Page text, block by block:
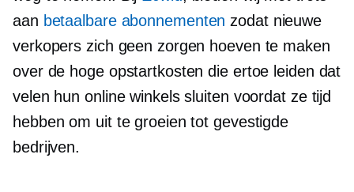
aan betaalbare abonnementen zodat nieuwe
verkopers zich geen zorgen hoeven te maken
over de hoge opstartkosten die ertoe leiden dat
velen hun online winkels sluiten voordat ze tijd
hebben om uit te groeien tot gevestigde
bedrijven.